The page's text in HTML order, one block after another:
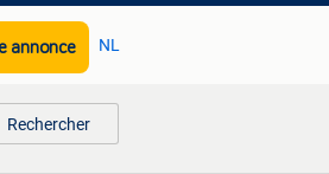
annonce NL
Rechercher